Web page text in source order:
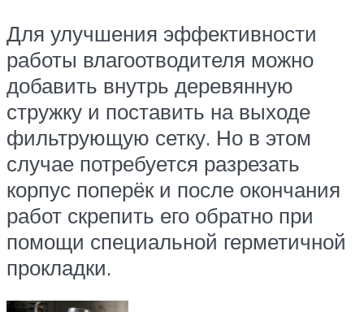
Для улучшения эффективности
работы влагоотводителя можно
добавить внутрь деревянную
стружку и поставить на выходе
фильтрующую сетку. Но в этом
случае потребуется разрезать
корпус поперёк и после окончания
работ скрепить его обратно при
помощи специальной герметичной
прокладки.